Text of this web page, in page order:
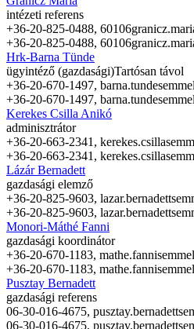
intézeti referens
+36-20-825-0488, 60106
+36-20-825-0488, 60106
Hrk-Barna Tünde
ügyintéző (gazdasági)Tartósan távol
+36-20-670-1497, barna.tunde
+36-20-670-1497, barna.tunde
Kerekes Csilla Anikó
adminisztrátor
+36-20-663-2341, kerekes.csilla
+36-20-663-2341, kerekes.csilla
Lázár Bernadett
gazdasági elemző
+36-20-825-9603, lazar.bernadett
+36-20-825-9603, lazar.bernadett
Monori-Máthé Fanni
gazdasági koordinátor
+36-20-670-1183, mathe.fanni
+36-20-670-1183, mathe.fanni
Pusztay Bernadett
gazdasági referens
06-30-016-4675, pusztay.bernadett
06-30-016-4675, pusztay.bernadett